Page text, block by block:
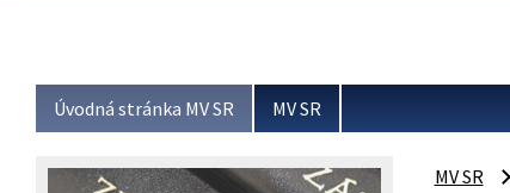
Úvodná stránka MV SR MV SR
MV SR